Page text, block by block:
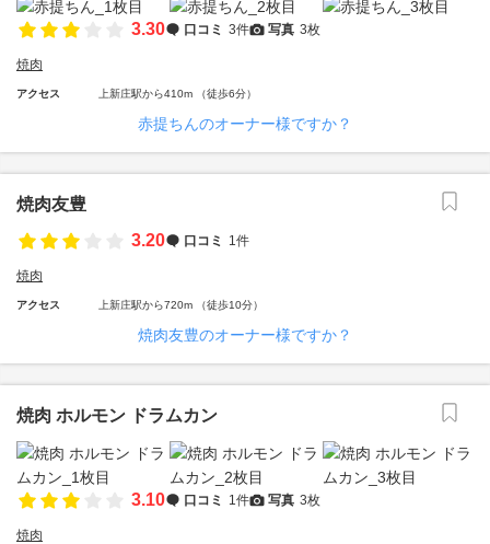
3.30 口コミ 3件 写真 3枚
焼肉
アクセス 上新庄駅から410m （徒歩6分）
赤提ちんのオーナー様ですか？
焼肉友豊
3.20
口コミ 1件
焼肉
アクセス 上新庄駅から720m （徒歩10分）
焼肉友豊のオーナー様ですか？
焼肉 ホルモン ドラムカン
3.10 口コミ 1件 写真 3枚
焼肉